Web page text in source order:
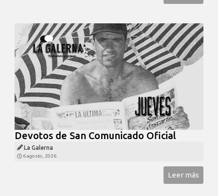
Devotos de San Comunicado Oficial
La Galerna
6 agosto, 2026
Leer más